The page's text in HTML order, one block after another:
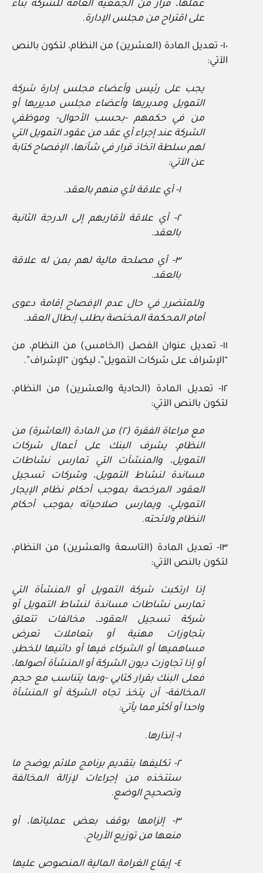
عملها، قرار من الجمعية العامة للشركة بناء
على اقتراح من مجلس الإدارة.
١٠- تعديل المادة (العشرين) من النظام، لتكون بالنص
الآتي:
يجب على رئيس وأعضاء مجلس إدارة شركة
التمويل ومديريها وأعضاء مجلس مديريها أو
من في حكمهم -بحسب الأحوال- وموظفي
الشركة عند إجراء أي عقد من عقود التمويل التي
لهم سلطة اتخاذ قرار في شأنها، الإفصاح كتابة
عن الآتي:
١- أي علاقة لأي منهم بالعقد.
٢- أي علاقة لأقاربهم إلى الدرجة الثانية
بالعقد.
٣- أي مصلحة مالية لهم بمن له علاقة
بالعقد.
وللمتضرر في حال عدم الإفصاح إقامة دعوى
أمام المحكمة المختصة بطلب إبطال العقد.
١١- تعديل عنوان الفصل (الخامس) من النظام، من
“الإشراف على شركات التمويل”، ليكون “الإشراف”.
١٢- تعديل المادة (الحادية والعشرين) من النظام،
لتكون بالنص الآتي:
مع مراعاة الفقرة (٢) من المادة (العاشرة) من
النظام، يشرف البنك على أعمال شركات
التمويل، والمنشآت التي تمارس نشاطات
مساندة لنشاط التمويل، وشركات تسجيل
العقود المرخصة بموجب أحكام نظام الإيجار
التمويلي، ويمارس صلاحياته بموجب أحكام
النظام ولائحته.
١٣- تعديل المادة (التاسعة والعشرين) من النظام،
لتكون بالنص الآتي:
إذا ارتكبت شركة التمويل أو المنشأة التي
تمارس نشاطات مساندة لنشاط التمويل أو
شركة تسجيل العقود، مخالفات تتعلق
بتجاوزات مهنية أو بتعاملات تعرض
مساهميها أو الشركاء فيها أو دائنيها للخطر،
أو إذا تجاوزت ديون الشركة أو المنشأة أصولها،
فعلى البنك بقرار كتابي -وبما يتناسب مع حجم
المخالفة- أن يتخذ تجاه الشركة أو المنشأة
واحدا أو أكثر مما يأتي:
١- إنذارها.
٢- تكليفها بتقديم برنامج ملائم يوضح ما
ستتخذه من إجراءات لإزالة المخالفة
وتصحيح الوضع.
٣- إلزامها بوقف بعض عملياتها، أو
منعها من توزيع الأرباح.
٤- إيقاع الغرامة المالية المنصوص عليها